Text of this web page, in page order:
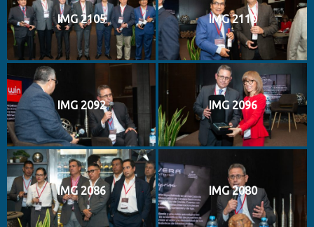
IMG 2105 IMG 2110
IMG 2092 IMG 2096
IMG 2086 IMG 2080